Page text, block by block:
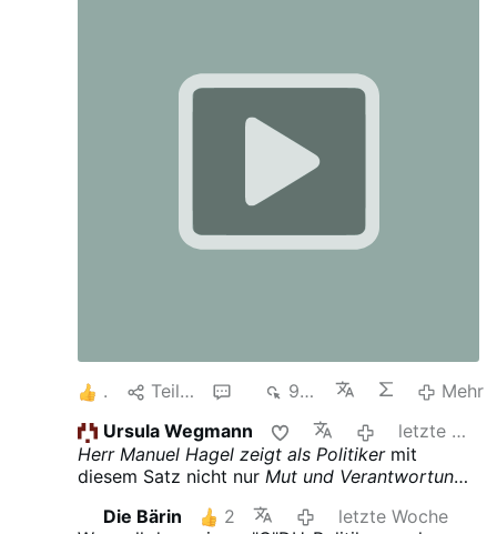
1 Teilen 925
Mehr
Ursula Wegmann
letzte Woche
Herr Manuel Hagel zeigt als Politikermit
diesem Satz nicht nur Mut und Verantwortung,
Gewissenund könntefür Deutschland ein
Die Bärin 2
letzte Woche